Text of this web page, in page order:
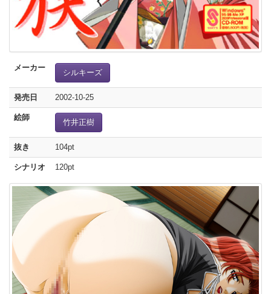
メーカー
シルキーズ
発売日 2002-10-25
絵師
竹井正樹
抜き 104pt
シナリオ 120pt